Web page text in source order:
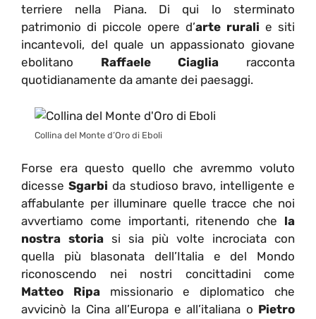
terriere nella Piana. Di qui lo sterminato
patrimonio di piccole opere d’arte rurali e siti
incantevoli, del quale un appassionato giovane
ebolitano Raffaele Ciaglia racconta
quotidianamente da amante dei paesaggi.
Collina del Monte d’Oro di Eboli
Forse era questo quello che avremmo voluto
dicesse Sgarbi da studioso bravo, intelligente e
affabulante per illuminare quelle tracce che noi
avvertiamo come importanti, ritenendo che la
nostra storia si sia più volte incrociata con
quella più blasonata dell’Italia e del Mondo
riconoscendo nei nostri concittadini come
Matteo Ripamissionario e diplomatico che
avvicinò la Cina all’Europa e all’italiana o Pietro